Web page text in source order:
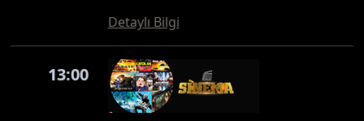
Detaylı Bilgi
13:00